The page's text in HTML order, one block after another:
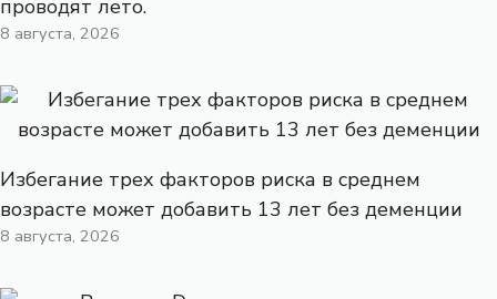
проводят лето.
8 августа, 2026
Избегание трех факторов риска в среднем
возрасте может добавить 13 лет без деменции
8 августа, 2026